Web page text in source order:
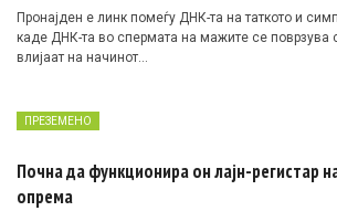
Пронајден е линк помеѓу ДНК-та на таткото и
каде ДНК-та во спермата на мажите се поврзува
влијаат на начинот…
ПРЕЗЕМЕНО
Почна да функционира он лајн-регистар
опрема